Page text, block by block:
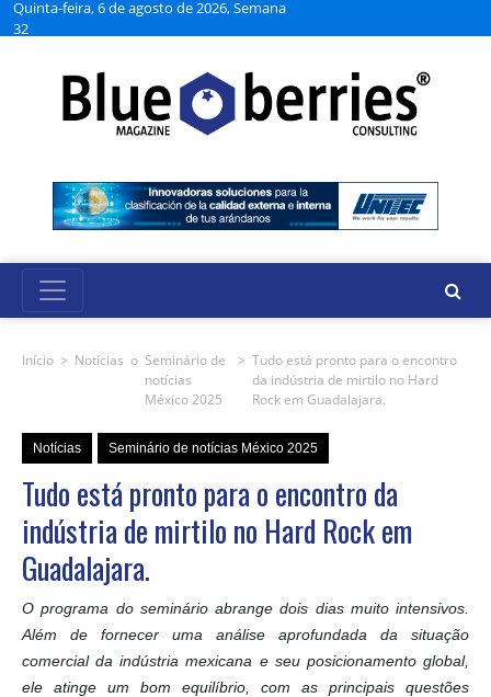
Quinta-feira, 6 de agosto de 2026, Semana
32
Início > Notícias o Seminário de
notícias
México 2025
>Tudo está pronto para o encontro
da indústria de mirtilo no Hard
Rock em Guadalajara.
Notícias Seminário de notícias México 2025
Tudo está pronto para o encontro da
indústria de mirtilo no Hard Rock em
Guadalajara.
O programa do seminário abrange dois dias muito intensivos.
Além de fornecer uma análise aprofundada da situação
comercial da indústria mexicana e seu posicionamento global,
ele atinge um bom equilíbrio, com as principais questões